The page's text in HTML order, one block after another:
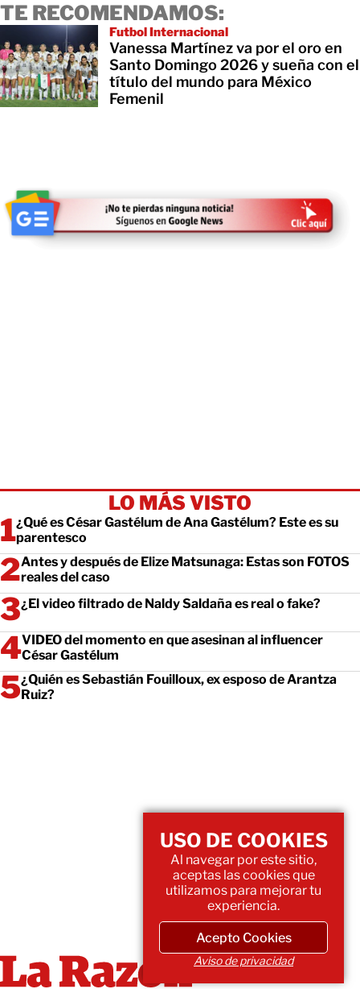
TE RECOMENDAMOS:
Futbol Internacional
Vanessa Martínez va por el oro en
Santo Domingo 2026 y sueña con el
título del mundo para México
Femenil
LO MÁS VISTO
¿Qué es César Gastélum de Ana Gastélum? Este es su
parentesco
Antes y después de Elize Matsunaga: Estas son FOTOS
reales del caso
¿El video filtrado de Naldy Saldaña es real o fake?
VIDEO del momento en que asesinan al influencer
César Gastélum
¿Quién es Sebastián Fouilloux, ex esposo de Arantza
Ruiz?
USO DE COOKIES
Al navegar por este sitio,
aceptas las cookies que
utilizamos para mejorar tu
experiencia.
Acepto Cookies
Aviso de privacidad